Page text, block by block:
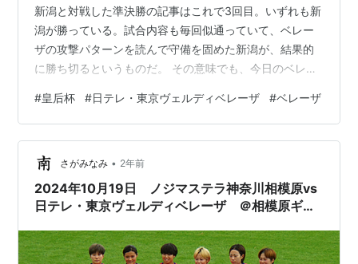
新潟と対戦した準決勝の記事はこれで3回目。いずれも新
潟が勝っている。試合内容も毎回似通っていて、ベレー
ザの攻撃パターンを読んで守備を固めた新潟が、結果的
に勝ち切るというものだ。 その意味でも、今日のベレー
前半の早い時間に先制。前線の選手が前を向いてボール
を受けるシーンがほとんどない中、ビルドアップできず
に戻してはやり直す展開ではあるものの、後半の中盤以
降はオープンなスペースも生まれていた。 しかし、詰め
将棋のようなビルドアップを想定し、この試合もここま
でそれで対処してきた選手たちにとって、オープ…
#皇后杯 #日テレ・東京ヴェルディベレーザ #ベレーザ
さがみなみ • 2年前
2024年10月19日 ノジマステラ神奈川相模原vs
日テレ・東京ヴェルディベレーザ ＠相模原ギオ